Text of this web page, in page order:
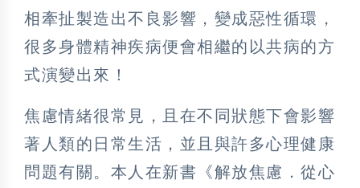
相牽扯製造出不良影響，變成惡性循環，
很多身體精神疾病便會相繼的以共病的方
式演變出來！
焦慮情緒很常見，且在不同狀態下會影響
著人類的日常生活，並且與許多心理健康
問題有關。本人在新書《解放焦慮．從心